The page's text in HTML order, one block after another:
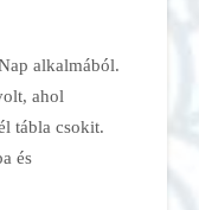
alkalmából.
ahol
tábla csokit.
és